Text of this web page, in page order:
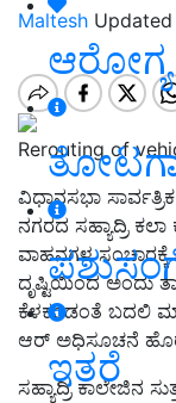
ಇತರೆ
Maltesh Updated
Rerouting of
ವಿಧಾನಸಭಾ
ನಗರದ ಸಹ್ಯಾದ್ರಿ
ವಾಹನಗಳ
ದೃಷ್ಟಿಯಿಂದ ಅಂದು
ಕೆಳಕಂಡಂತೆ ಬದಲಿ
ಆರ್ ಅಧಿಸೂಚನೆ
ಸಹ್ಯಾದ್ರಿ ಕಾಲೇಜಿನ